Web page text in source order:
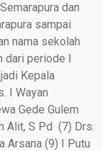
dan
sampai
nama sekolah
dari periode I
Kepala
I Wayan
Gede Gulem
Alit, S Pd (7) Drs.
Arsana (9) I Putu